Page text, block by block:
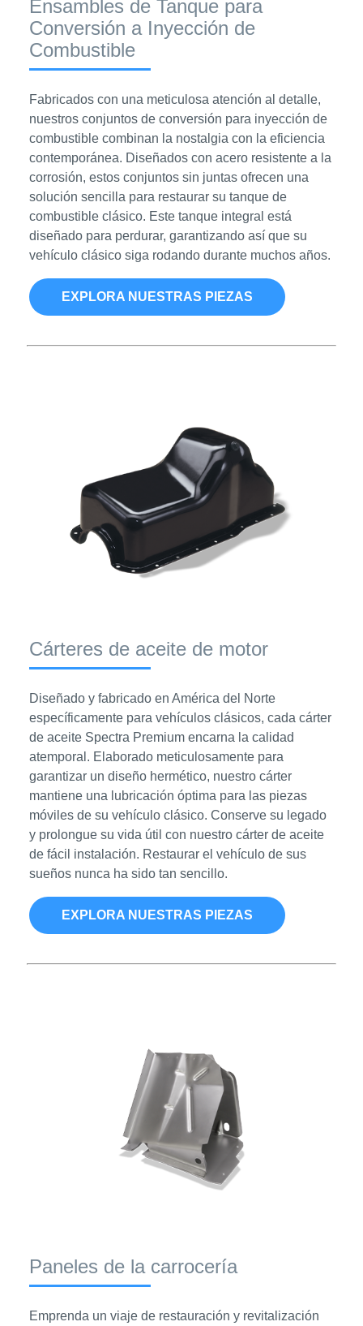
Ensambles de Tanque para
Conversión a Inyección de
Combustible
Fabricados con una meticulosa atención al detalle,
nuestros conjuntos de conversión para inyección de
combustible combinan la nostalgia con la eficiencia
contemporánea. Diseñados con acero resistente a la
corrosión, estos conjuntos sin juntas ofrecen una
solución sencilla para restaurar su tanque de
combustible clásico. Este tanque integral está
diseñado para perdurar, garantizando así que su
vehículo clásico siga rodando durante muchos años.
EXPLORA NUESTRAS PIEZAS
Cárteres de aceite de motor
Diseñado y fabricado en América del Norte
específicamente para vehículos clásicos, cada cárter
de aceite Spectra Premium encarna la calidad
atemporal. Elaborado meticulosamente para
garantizar un diseño hermético, nuestro cárter
mantiene una lubricación óptima para las piezas
móviles de su vehículo clásico. Conserve su legado
y prolongue su vida útil con nuestro cárter de aceite
de fácil instalación. Restaurar el vehículo de sus
sueños nunca ha sido tan sencillo.
EXPLORA NUESTRAS PIEZAS
Paneles de la carrocería
Emprenda un viaje de restauración y revitalización